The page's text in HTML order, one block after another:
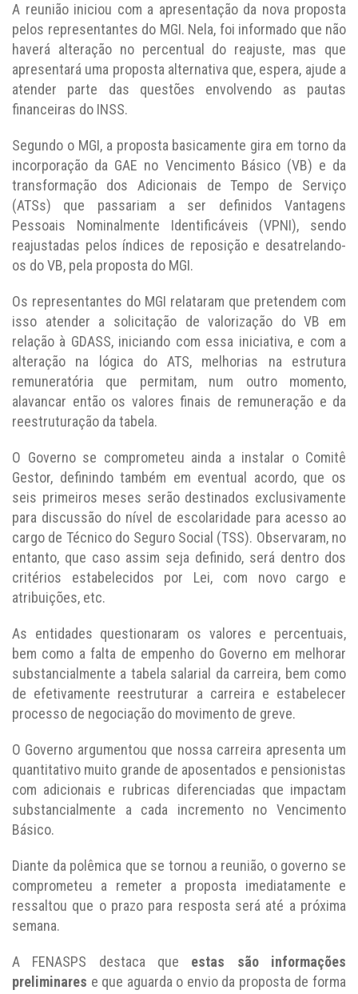
A reunião iniciou com a apresentação da nova proposta
pelos representantes do MGI. Nela, foi informado que não
haverá alteração no percentual do reajuste, mas que
apresentará uma proposta alternativa que, espera, ajude a
atender parte das questões envolvendo as pautas
financeiras do INSS.
Segundo o MGI, a proposta basicamente gira em torno da
incorporação da GAE no Vencimento Básico (VB) e da
transformação dos Adicionais de Tempo de Serviço
(ATSs) que passariam a ser definidos Vantagens
Pessoais Nominalmente Identificáveis (VPNI), sendo
reajustadas pelos índices de reposição e desatrelando-
os do VB, pela proposta do MGI.
Os representantes do MGI relataram que pretendem com
isso atender a solicitação de valorização do VB em
relação à GDASS, iniciando com essa iniciativa, e com a
alteração na lógica do ATS, melhorias na estrutura
remuneratória que permitam, num outro momento,
alavancar então os valores finais de remuneração e da
reestruturação da tabela.
O Governo se comprometeu ainda a instalar o Comitê
Gestor, definindo também em eventual acordo, que os
seis primeiros meses serão destinados exclusivamente
para discussão do nível de escolaridade para acesso ao
cargo de Técnico do Seguro Social (TSS). Observaram, no
entanto, que caso assim seja definido, será dentro dos
critérios estabelecidos por Lei, com novo cargo e
atribuições, etc.
As entidades questionaram os valores e percentuais,
bem como a falta de empenho do Governo em melhorar
substancialmente a tabela salarial da carreira, bem como
de efetivamente reestruturar a carreira e estabelecer
processo de negociação do movimento de greve.
O Governo argumentou que nossa carreira apresenta um
quantitativo muito grande de aposentados e pensionistas
com adicionais e rubricas diferenciadas que impactam
substancialmente a cada incremento no Vencimento
Básico.
Diante da polêmica que se tornou a reunião, o governo se
comprometeu a remeter a proposta imediatamente e
ressaltou que o prazo para resposta será até a próxima
semana.
A FENASPS destaca que estas são informações
preliminares e que aguarda o envio da proposta de forma